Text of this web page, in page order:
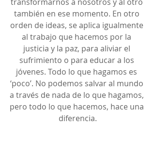
también en ese momento. En otro
orden de ideas, se aplica igualmente
al trabajo que hacemos por la
justicia y la paz, para aliviar el
sufrimiento o para educar a los
jóvenes. Todo lo que hagamos es
‘poco’. No podemos salvar al mundo
a través de nada de lo que hagamos,
pero todo lo que hacemos, hace una
diferencia.